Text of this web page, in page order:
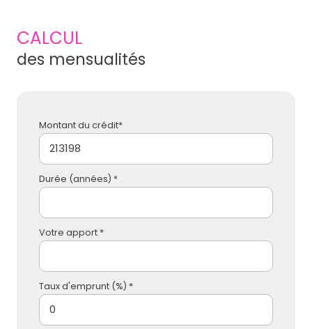
CALCUL
des mensualités
Montant du crédit*
Durée (années) *
Votre apport *
Taux d'emprunt (%) *